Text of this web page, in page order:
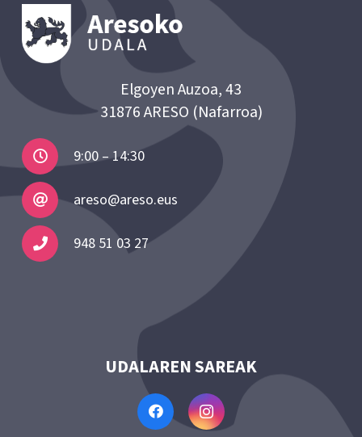
Elgoyen Auzoa, 43
31876 ARESO (Nafarroa)
9:00 – 14:30
areso@areso.eus
948 51 03 27
UDALAREN SAREAK